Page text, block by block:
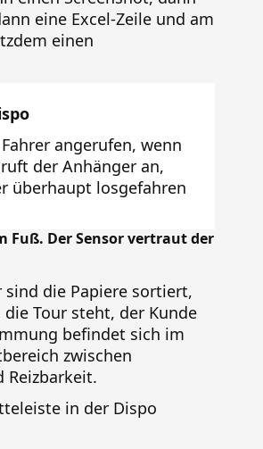
eine Excel-Zeile und am
einen
angerufen, wenn
der Anhänger an,
überhaupt losgefahren
Fuß. Der Sensor vertraut der
die Papiere sortiert,
Tour steht, der Kunde
befindet sich im
zwischen
Reizbarkeit.
in der Dispo